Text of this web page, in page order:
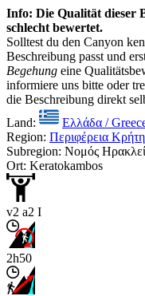
Info: Die Qualität dieser
schlecht bewertet.
Solltest du den Canyon
Beschreibung passt und
Begehung eine
informiere uns bitte oder
die Beschreibung direkt
Land:
Ελλάδα /
Region: Περιφέρεια
Subregion: Νομός
Ort: Keratokambos
v2 a2 I
2h50